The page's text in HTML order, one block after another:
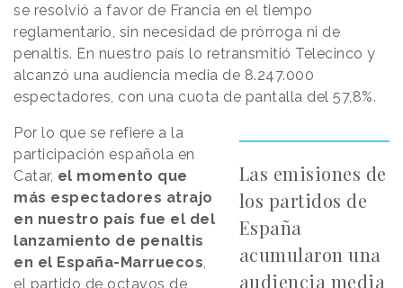
se resolvió a favor de Francia en el tiempo
reglamentario, sin necesidad de prórroga ni de
penaltis. En nuestro país lo retransmitió Telecinco y
alcanzó una audiencia media de 8.247.000
espectadores, con una cuota de pantalla del 57,8%.
Las emisiones de
los partidos de
España
acumularon una
audiencia media
Por lo que se refiere a la
participación española en
Catar, el momento que
más espectadores atrajo
en nuestro país fue el del
lanzamiento de penaltis
en el España-Marruecos,
el partido de octavos de